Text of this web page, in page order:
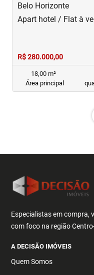
Belo Horizonte
Apart hotel / Flat à
R$ 280.000,00
18,00 m²
Área principal
Especialistas em compra,
com foco na região
A DECISÃO IMÓVEIS
Quem Somos